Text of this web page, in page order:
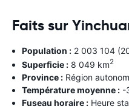
Faits sur
Population : 2 003 104
Superficie : 8 049 km2
Province : Région
Température moyenne : -
Fuseau horaire : Heure